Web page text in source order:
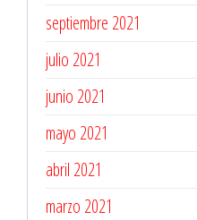
septiembre 2021
julio 2021
junio 2021
mayo 2021
abril 2021
marzo 2021